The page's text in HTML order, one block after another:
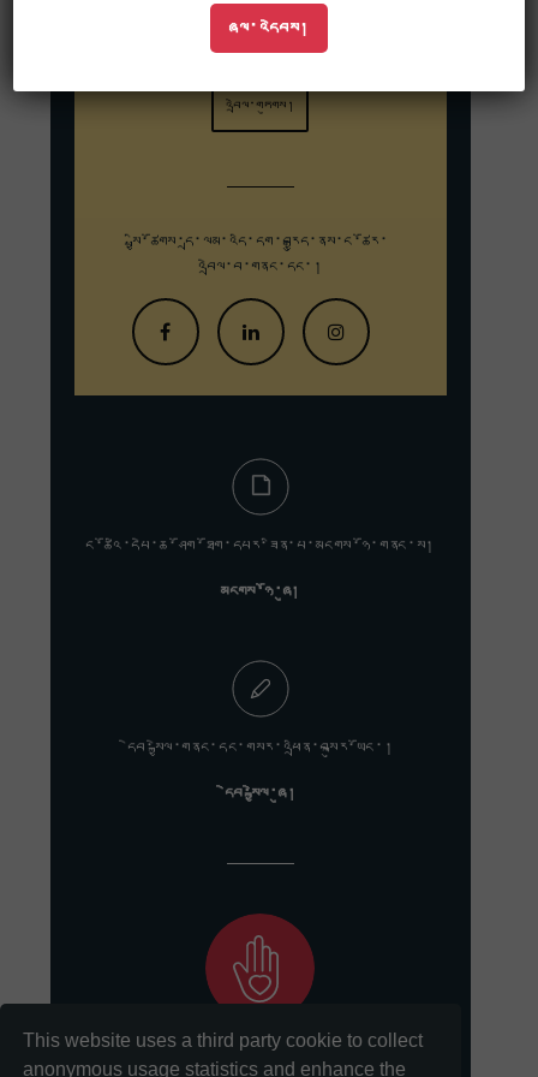
This website uses a third party cookie to collect
anonymous usage statistics and enhance the
198 Tremont St. #421
Boston, MA, USA 02116
འབྲེལ་གཏུགས།
སྤྱི་ཚོགས་དྲ་ལམ་འདི་དག་བརྒྱུད་ ནས་ང་ཚོར་
འབྲེལ་བ་གནང་དང་།
ང་ཚོའི་དཔེ་ཆ་ཤོག་ཐོག་དཔར་ཟིན་པ་མངགས་ཉོ་གནང་ས།
མངགས་ཉོ་ཞུ།
དེབ་སྐྱེལ་གནང་དང་གསར་འཕྲིན་བསྐུར་ཡོང་།
དེབ་སྐྱེལ་ཞུ།
ང་ཚོའི་གསུང་རབ་སྲུང་སྤེལ་གྱི་ལས་དོན་ལ་རྒྱབ་སྐྱོར་གནང་དང་།
ཞལ་འདེབས།